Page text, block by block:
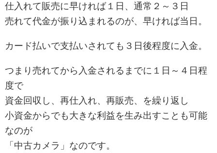
仕入れて販売に早ければ１日、通常２～３日
売れて代金が振り込まれるのが、早ければ当日。
カード払いで支払いされても３日後程度に入金。
つまり売れてから入金されるまでに１日～４日程
度で
資金回収し、再仕入れ、再販売、を繰り返し
小資金からでも大きな利益を生み出すことも可能
なのが
「中古カメラ」なのです。